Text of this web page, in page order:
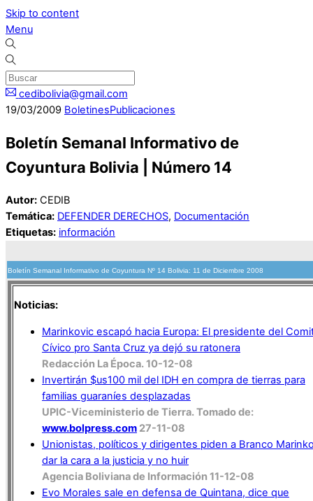
Skip to content
Menu
cedibolivia@gmail.com
19/03/2009 BoletinesPublicaciones
Boletín Semanal Informativo de
Coyuntura Bolivia | Número 14
Autor: CEDIB
Temática: DEFENDER DERECHOS, Documentación
Etiquetas: información
Boletín Semanal Informativo de Coyuntura Nº 14 Bolivia: 11 de Diciembre 2008
Noticias:
Marinkovic escapó hacia Europa: El presidente del
Cívico pro Santa Cruz ya dejó su ratonera
Redacción La Época. 10-12-08
Invertirán $us100 mil del IDH en compra de tierras para
familias guaraníes desplazadas
UPIC-Viceministerio de Tierra. Tomado de:
www.bolpress.com 27-11-08
Unionistas, políticos y dirigentes piden a Branco
dar la cara a la justicia y no huir
Agencia Boliviana de Información 11-12-08
Evo Morales sale en defensa de Quintana, dice que